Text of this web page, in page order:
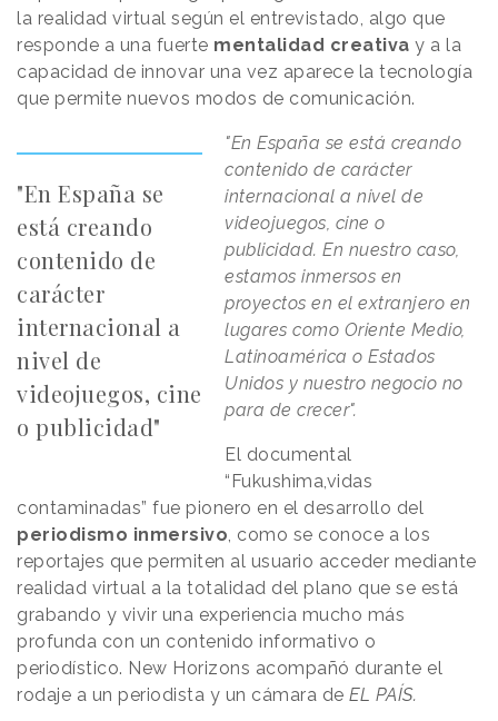
la realidad virtual según el entrevistado, algo que
responde a una fuerte mentalidad creativa y a la
capacidad de innovar una vez aparece la tecnología
que permite nuevos modos de comunicación.
"En España se
está creando
contenido de
carácter
internacional a
nivel de
videojuegos, cine
o publicidad"
"En España se está creando
contenido de carácter
internacional a nivel de
videojuegos, cine o
publicidad. En nuestro caso,
estamos inmersos en
proyectos en el extranjero en
lugares como Oriente Medio,
Latinoamérica o Estados
Unidos y nuestro negocio no
para de crecer".
El documental
“Fukushima,vidas
contaminadas” fue pionero en el desarrollo del
periodismo inmersivo, como se conoce a los
reportajes que permiten al usuario acceder mediante
realidad virtual a la totalidad del plano que se está
grabando y vivir una experiencia mucho más
profunda con un contenido informativo o
periodístico. New Horizons acompañó durante el
rodaje a un periodista y un cámara de EL PAÍS.